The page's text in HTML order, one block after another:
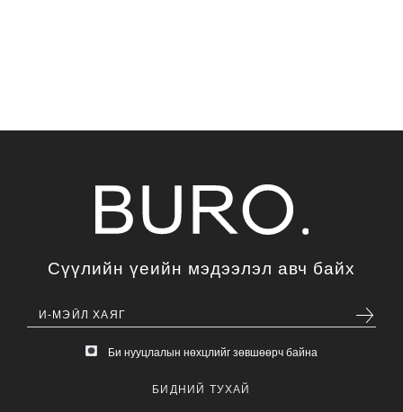
Сүүлийн үеийн мэдээлэл авч байх
Би нууцлалын нөхцлийг зөвшөөрч байна
БИДНИЙ ТУХАЙ